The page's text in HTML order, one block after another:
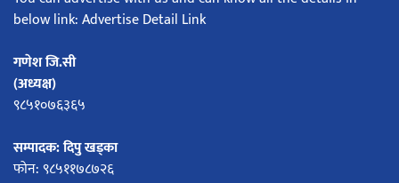
below link: Advertise Detail Link
गणेश जि.सी
(अध्यक्ष)
९८५१०७६३६५
सम्पादक: दिपु खड्का
फोन: ९८५११७८७२६